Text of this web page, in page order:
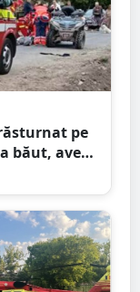
pe
băut, avea
era